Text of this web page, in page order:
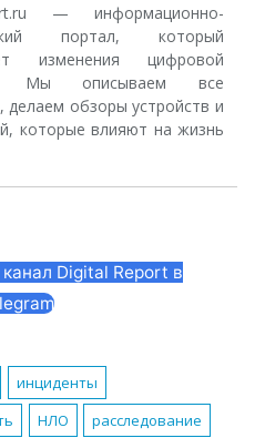
— информационно-
портал, который
изменения цифровой
Мы описываем все
делаем обзоры устройств и
которые влияют на жизнь
Digital Report в
инциденты
НЛО
расследование